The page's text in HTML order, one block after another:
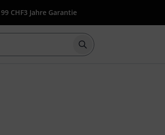
CHF3 Jahre Garantie
Suche mit Suchwort